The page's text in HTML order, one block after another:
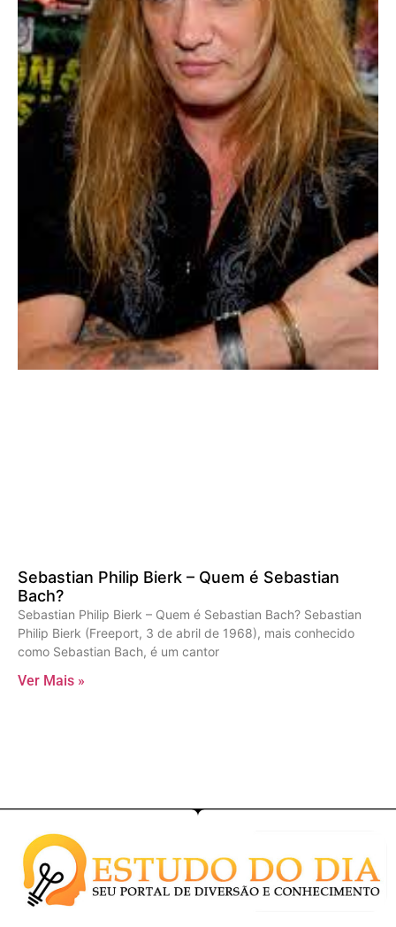
Sebastian Philip Bierk – Quem é Sebastian
Bach?
Sebastian Philip Bierk – Quem é Sebastian Bach? Sebastian
Philip Bierk (Freeport, 3 de abril de 1968), mais conhecido
como Sebastian Bach, é um cantor
Ver Mais »